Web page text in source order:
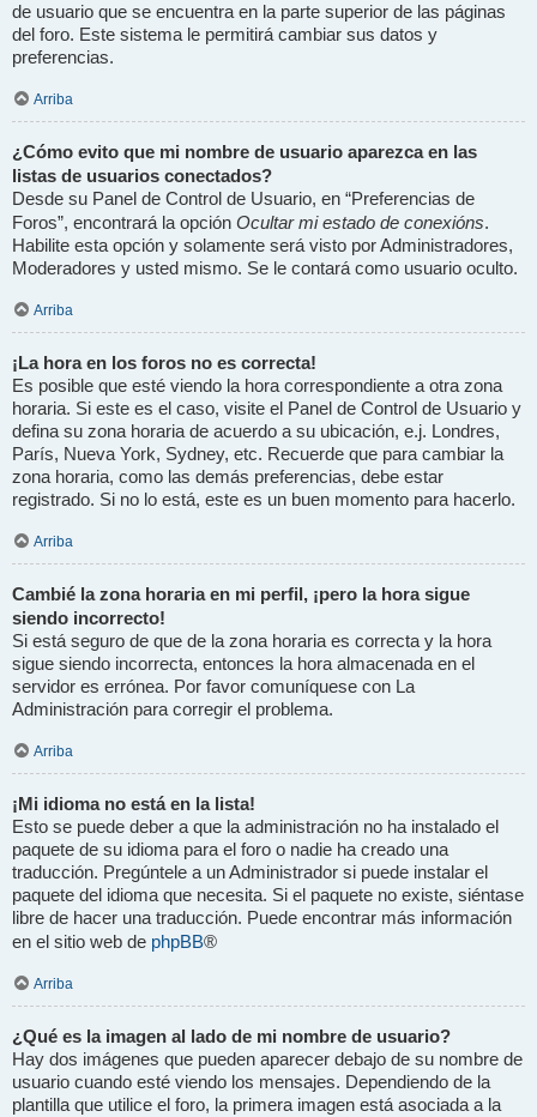
de usuario que se encuentra en la parte superior de las páginas
del foro. Este sistema le permitirá cambiar sus datos y
preferencias.
Arriba
¿Cómo evito que mi nombre de usuario aparezca en las
listas de usuarios conectados?
Desde su Panel de Control de Usuario, en “Preferencias de
Foros”, encontrará la opción Ocultar mi estado de conexións.
Habilite esta opción y solamente será visto por Administradores,
Moderadores y usted mismo. Se le contará como usuario oculto.
Arriba
¡La hora en los foros no es correcta!
Es posible que esté viendo la hora correspondiente a otra zona
horaria. Si este es el caso, visite el Panel de Control de Usuario y
defina su zona horaria de acuerdo a su ubicación, e.j. Londres,
París, Nueva York, Sydney, etc. Recuerde que para cambiar la
zona horaria, como las demás preferencias, debe estar
registrado. Si no lo está, este es un buen momento para hacerlo.
Arriba
Cambié la zona horaria en mi perfil, ¡pero la hora sigue
siendo incorrecto!
Si está seguro de que de la zona horaria es correcta y la hora
sigue siendo incorrecta, entonces la hora almacenada en el
servidor es errónea. Por favor comuníquese con La
Administración para corregir el problema.
Arriba
¡Mi idioma no está en la lista!
Esto se puede deber a que la administración no ha instalado el
paquete de su idioma para el foro o nadie ha creado una
traducción. Pregúntele a un Administrador si puede instalar el
paquete del idioma que necesita. Si el paquete no existe, siéntase
libre de hacer una traducción. Puede encontrar más información
en el sitio web de phpBB®
Arriba
¿Qué es la imagen al lado de mi nombre de usuario?
Hay dos imágenes que pueden aparecer debajo de su nombre de
usuario cuando esté viendo los mensajes. Dependiendo de la
plantilla que utilice el foro, la primera imagen está asociada a la